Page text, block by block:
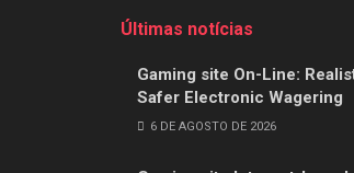
Últimas notícias
Gaming site On-Line:
Safer Electronic Wagering
6 DE AGOSTO DE 2026